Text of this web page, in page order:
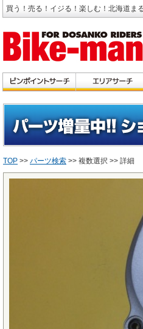
買う！売る！イジる！楽しむ！北海道ま
TOP >> パーツ検索 >> 複数選択 >> 詳細